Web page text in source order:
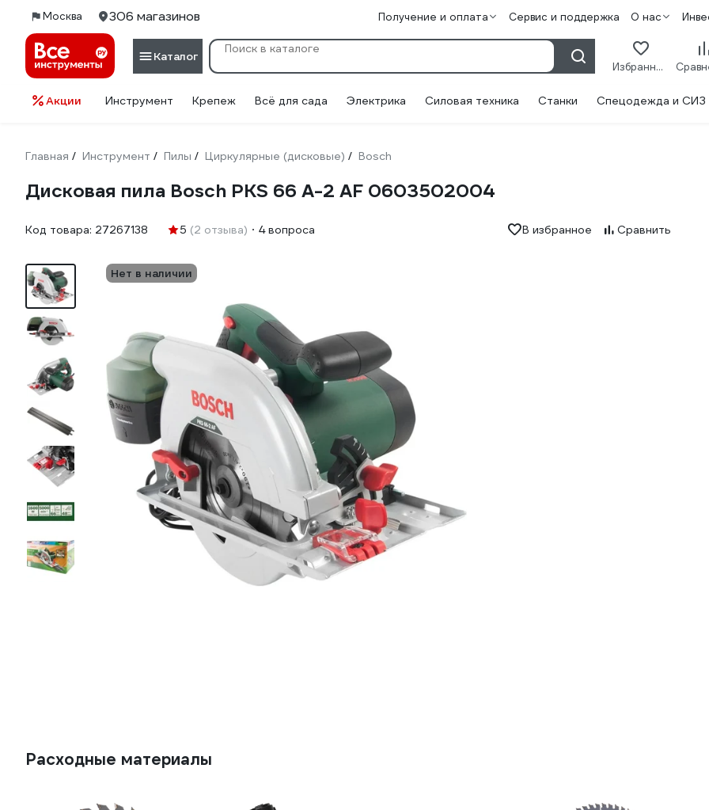
Москва 306 магазинов Получение и оплата Сервис и поддержка О нас
Каталог
Избранное
Акции Инструмент Крепеж Всё для сада Электрика Силовая техника Станки Спецодежда и СИЗ
Главная / Инструмент / Пилы / Циркулярные (дисковые) / Bosch
Дисковая пила Bosch PKS 66 A-2 AF 0603502004
Код товара: 27267138 5 (2 отзыва) 4 вопроса В избранное Сравнить
Нет в наличии
Расходные материалы